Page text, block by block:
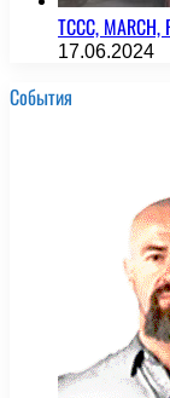
TCCC,
17.06.2024
События